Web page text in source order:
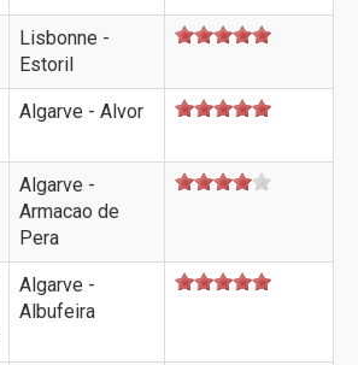
Lisbonne -
Estoril
Algarve - Alvor
Algarve -
Armacao de
Pera
Algarve -
Albufeira